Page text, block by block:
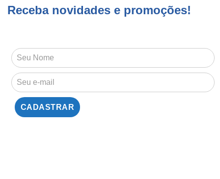
Receba novidades e promoções!